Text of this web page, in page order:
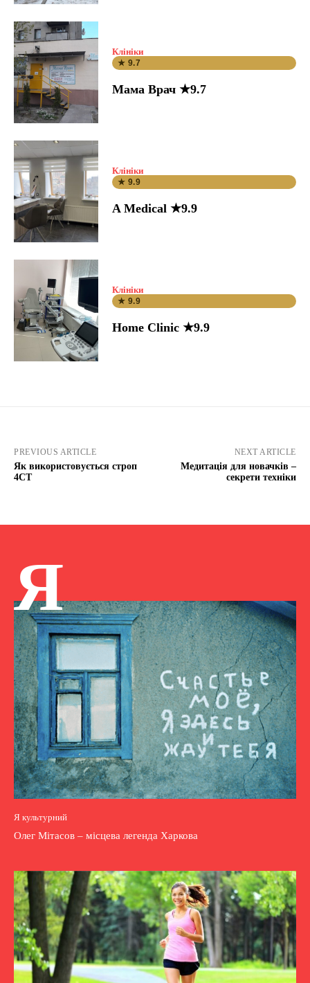
Клініки
★ 9.7
Мама Врач ★9.7
Клініки
★ 9.9
A Medical ★9.9
Клініки
★ 9.9
Home Clinic ★9.9
PREVIOUS ARTICLE
Як використовується строп
4СТ
NEXT ARTICLE
Медитація для новачків –
секрети техніки
Я
Я культурний
Олег Мітасов – місцева легенда Харкова